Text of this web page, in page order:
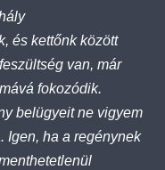
és kettőnk között
van, már
fokozódik.
belügyeit ne vigyem
Igen, ha a regénynek